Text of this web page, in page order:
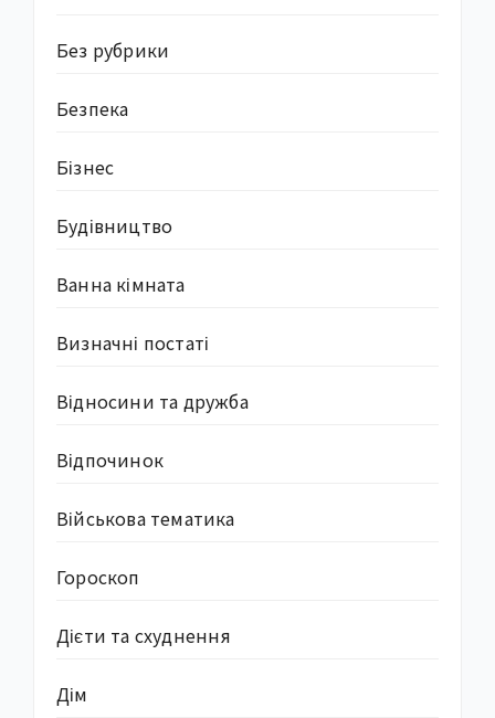
Без рубрики
Безпека
Бізнес
Будівництво
Ванна кімната
Визначні постаті
Відносини та дружба
Відпочинок
Військова тематика
Гороскоп
Дієти та схуднення
Дім